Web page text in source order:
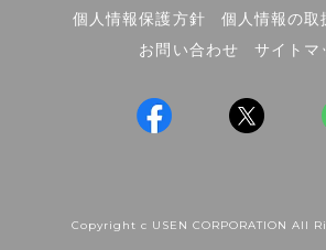
北海道
開業・経営に関する記事
編集ポリシー
業態別の開業方法
UIターン開業特集
食材・仕入れ
個人情報保護方針
個人情報の取
お問い合わせ
サイトマ
Copyright c USEN CORPORATION All